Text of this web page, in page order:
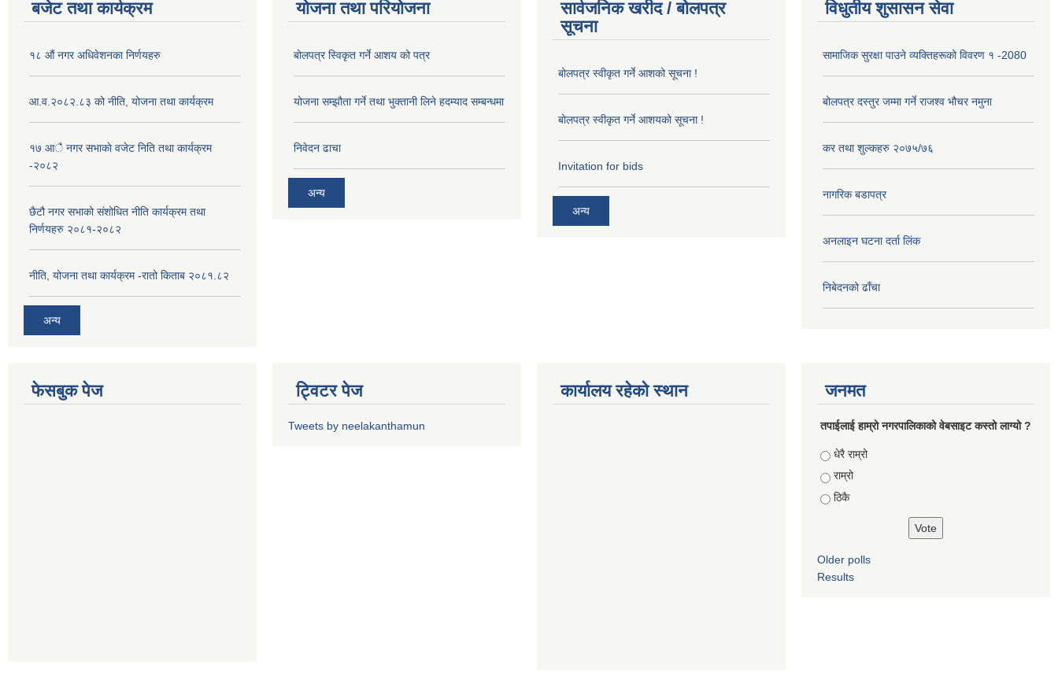
बजेट तथा कार्यक्रम
१८ औं नगर अधिवेशनका निर्णयहरु
आ.व.२०८२.८३ को नीति, योजना तथा कार्यक्रम
१७ आै नगर सभाकाे वजेट निति तथा कार्यक्रम
-२०८२
छैटौ नगर सभाको संशोधित नीति कार्यक्रम तथा
निर्णयहरु २०८१-२०८२
नीति, योजना तथा कार्यक्रम -रातो किताब २०८१.८२
अन्य
योजना तथा परियोजना
बोलपत्र स्विकृत गर्ने आशय को पत्र
योजना सम्झौता गर्ने तथा भुक्तानी लिने हदम्याद सम्बन्धमा
निवेदन ढाचा
अन्य
सार्वजनिक खरीद / बोलपत्र
सूचना
बोलपत्र स्वीकृत गर्ने आशको सूचना !
बोलपत्र स्वीकृत गर्ने आशयको सूचना !
Invitation for bids
अन्य
विधुतीय शुसासन सेवा
सामाजिक सुरक्षा पाउने व्यक्तिहरूको विवरण १ -2080
बोलपत्र दस्तुर जम्मा गर्ने राजश्व भौचर नमुना
कर तथा शुल्कहरु २०७५/७६
नागरिक बडापत्र
अनलाइन घटना दर्ता लिंक
निबेदनको ढाँचा
फेसबुक पेज ट्विटर पेज
Tweets by neelakanthamun
कार्यालय रहेको स्थान जनमत
तपाईलाई हाम्रो नगरपालिकाको वेबसाइट कस्तो लाग्यो ?
Choices
धेरै राम्रो
राम्रो
ठिकै
Older polls
Results